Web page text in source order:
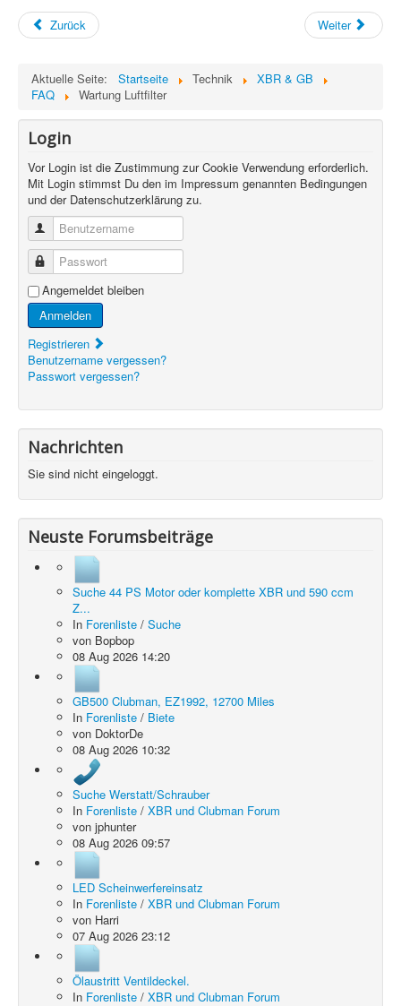
Zurück Weiter
Aktuelle Seite: Startseite Technik
XBR & GB
FAQ
Wartung Luftfilter
Login
Vor Login ist die Zustimmung zur Cookie Verwendung erforderlich.
Mit Login stimmst Du den im Impressum genannten Bedingungen
und der Datenschutzerklärung zu.
Benutzername
Passwort
Angemeldet bleiben
Anmelden
Registrieren
Benutzername vergessen?
Passwort vergessen?
Nachrichten
Sie sind nicht eingeloggt.
Neuste Forumsbeiträge
Suche 44 PS Motor oder komplette XBR und 590 ccm
Z...
In Forenliste / Suche
von Bopbop
08 Aug 2026 14:20
GB500 Clubman, EZ1992, 12700 Miles
In Forenliste / Biete
von DoktorDe
08 Aug 2026 10:32
Suche Werstatt/Schrauber
In Forenliste / XBR und Clubman Forum
von jphunter
08 Aug 2026 09:57
LED Scheinwerfereinsatz
In Forenliste / XBR und Clubman Forum
von Harri
07 Aug 2026 23:12
Ölaustritt Ventildeckel.
In Forenliste / XBR und Clubman Forum